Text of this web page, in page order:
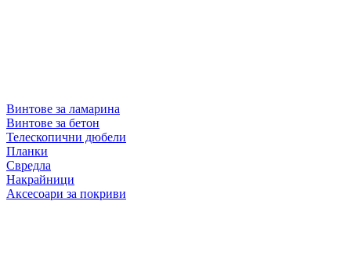
Винтове за ламарина
Винтове за бетон
Телескопични дюбели
Планки
Свредла
Накрайници
Аксесоари за покриви